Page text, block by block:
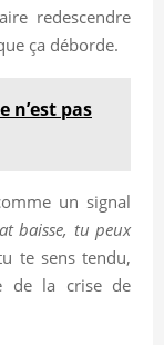
redescendre
ça déborde.
n’est pas
un signal
baisse, tu peux
te sens tendu,
de la crise de